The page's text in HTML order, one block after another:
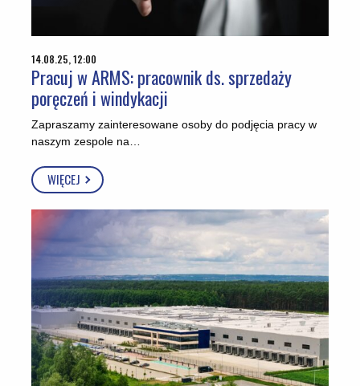
14.08.25, 12:00
Pracuj w ARMS: pracownik ds. sprzedaży
poręczeń i windykacji
Zapraszamy zainteresowane osoby do podjęcia pracy w
naszym zespole na…
WIĘCEJ